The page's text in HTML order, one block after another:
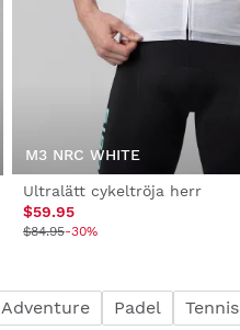
M3 NRC WHITE
Ultralätt cykeltröja herr
$59.95
$84.95-30%
Adventure Padel Tennis